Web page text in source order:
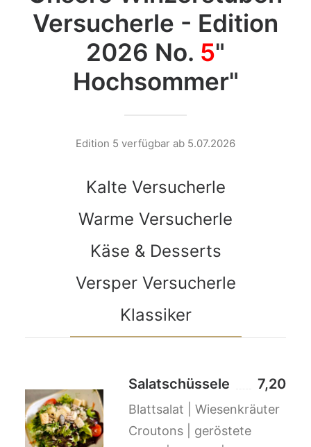
Versucherle - Edition
2026 No. 5"
Hochsommer"
Edition 5 verfügbar ab 5.07.2026
Kalte Versucherle
Warme Versucherle
Käse & Desserts
Versper Versucherle
Klassiker
Salatschüssele 7,20
Blattsalat | Wiesenkräuter
Croutons | geröstete